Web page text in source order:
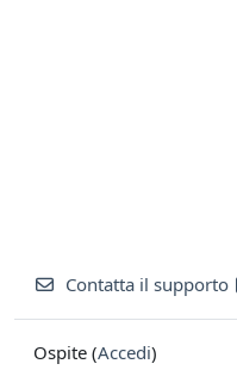
Contatta il supporto
Ospite (Accedi)